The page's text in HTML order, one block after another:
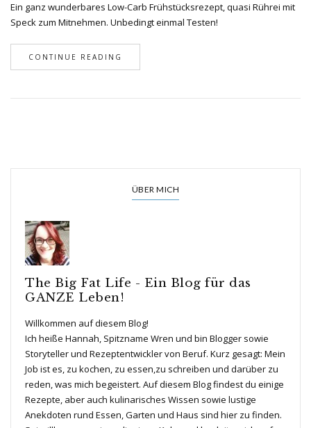
Ein ganz wunderbares Low-Carb Frühstücksrezept, quasi Rührei mit
Speck zum Mitnehmen. Unbedingt einmal Testen!
CONTINUE READING
ÜBER MICH
The Big Fat Life - Ein Blog für das
GANZE Leben!
Willkommen auf diesem Blog!
Ich heiße Hannah, Spitzname Wren und bin Blogger sowie
Storyteller und Rezeptentwickler von Beruf. Kurz gesagt: Mein
Job ist es, zu kochen, zu essen,zu schreiben und darüber zu
reden, was mich begeistert. Auf diesem Blog findest du einige
Rezepte, aber auch kulinarisches Wissen sowie lustige
Anekdoten rund Essen, Garten und Haus sind hier zu finden.